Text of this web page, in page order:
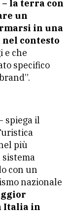
– la terra con
un
in una
contesto
e che
specifico
spiega il
più
con un
nazionale
Italia in